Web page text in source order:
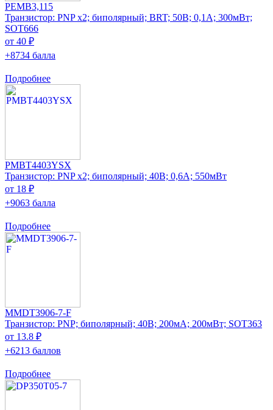
PEMB3,115
Транзистор: PNP x2; биполярный; BRT; 50В; 0,1А; 300мВт;
SOT666
от 40 ₽
+8734 балла
Подробнее
PMBT4403YSX
Транзистор: PNP x2; биполярный; 40В; 0,6А; 550мВт
от 18 ₽
+9063 балла
Подробнее
MMDT3906-7-F
Транзистор: PNP; биполярный; 40В; 200мА; 200мВт; SOT363
от 13.8 ₽
+6213 баллов
Подробнее